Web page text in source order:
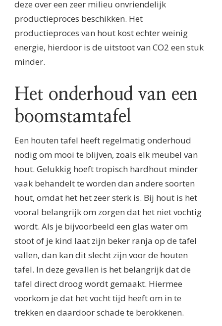
deze over een zeer milieu onvriendelijk
productieproces beschikken. Het
productieproces van hout kost echter weinig
energie, hierdoor is de uitstoot van CO2 een stuk
minder.
Het onderhoud van een
boomstamtafel
Een houten tafel heeft regelmatig onderhoud
nodig om mooi te blijven, zoals elk meubel van
hout. Gelukkig hoeft tropisch hardhout minder
vaak behandelt te worden dan andere soorten
hout, omdat het het zeer sterk is. Bij hout is het
vooral belangrijk om zorgen dat het niet vochtig
wordt. Als je bijvoorbeeld een glas water om
stoot of je kind laat zijn beker ranja op de tafel
vallen, dan kan dit slecht zijn voor de houten
tafel. In deze gevallen is het belangrijk dat de
tafel direct droog wordt gemaakt. Hiermee
voorkom je dat het vocht tijd heeft om in te
trekken en daardoor schade te berokkenen.